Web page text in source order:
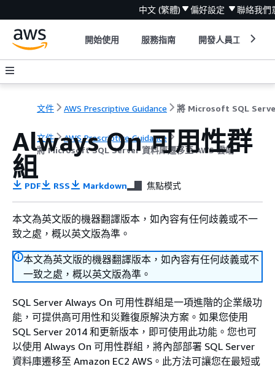
中文 (繁體) 偏好設定 聯絡我們
開始使用 服務指南 開發人員工具
文件 AWS Prescriptive Guidance
文件
AWS Prescriptive Guidance
將 Microsoft SQL Server 資料庫遷移至 AWS 雲端
Always On 可用性群
組
PDF RSS Markdown 焦點模式
本文為英文版的機器翻譯版本，如內容有任何歧義或不一
致之處，概以英文版為準。
本文為英文版的機器翻譯版本，如內容有任何歧義或不
一致之處，概以英文版為準。
SQL Server Always On 可用性群組是一項進階的企業級功
能，可提供高可用性和災難復原解決方案。如果您使用
SQL Server 2014 和更新版本，即可使用此功能。您也可
以使用 Always On 可用性群組，將內部部署 SQL Server
資料庫遷移至 Amazon EC2 AWS。此方法可讓您在最短或